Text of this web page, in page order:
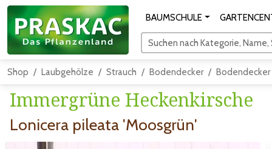
BAUMSCHULE
Suchen nach Kategorie, Name,
Shop Laubgehölze Strauch Bodendecker Bodendecker
Immergrüne Heckenkirsche
Lonicera pileata 'Moosgrün'